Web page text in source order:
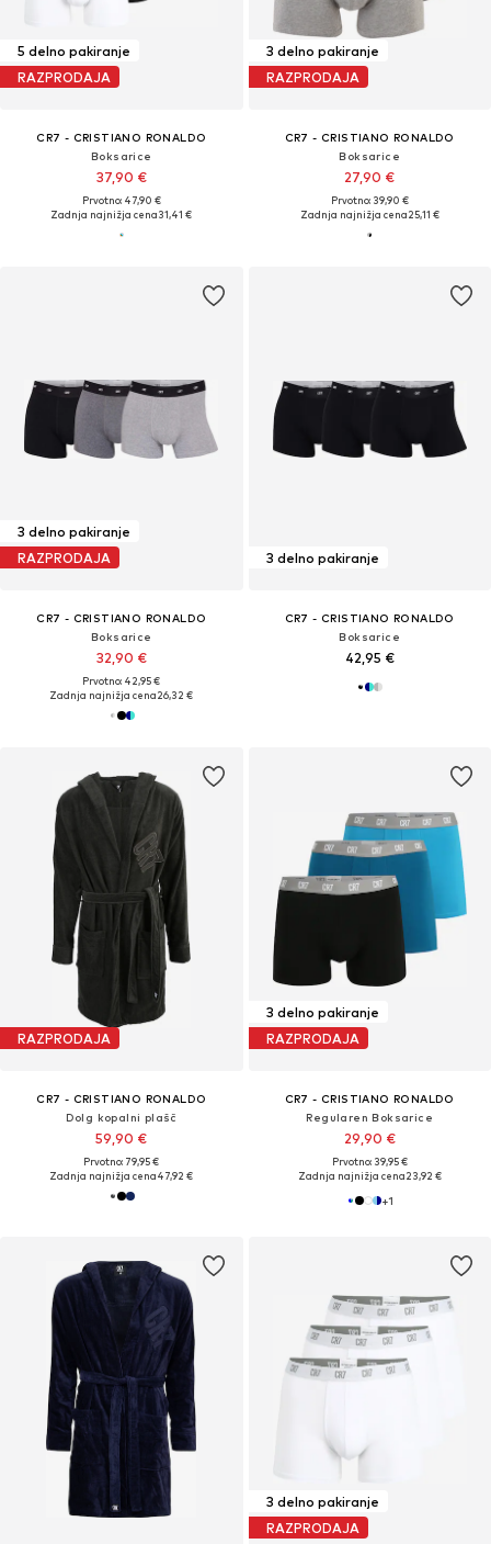
5 delno pakiranje
RAZPRODAJA
CR7 - CRISTIANO RONALDO
Boksarice
37,90 €
Prvotno: 47,90 €
Zadnja najnižja cena31,41 €
3 delno pakiranje
RAZPRODAJA
CR7 - CRISTIANO RONALDO
Boksarice
27,90 €
Prvotno: 39,90 €
Zadnja najnižja cena25,11 €
3 delno pakiranje
RAZPRODAJA
CR7 - CRISTIANO RONALDO
Boksarice
32,90 €
Prvotno: 42,95 €
Zadnja najnižja cena26,32 €
3 delno pakiranje
CR7 - CRISTIANO RONALDO
Boksarice
42,95 €
RAZPRODAJA
CR7 - CRISTIANO RONALDO
Dolg kopalni plašč
59,90 €
Prvotno: 79,95 €
Zadnja najnižja cena47,92 €
3 delno pakiranje
RAZPRODAJA
CR7 - CRISTIANO RONALDO
Regularen Boksarice
29,90 €
Prvotno: 39,95 €
Zadnja najnižja cena23,92 €
+1
3 delno pakiranje
RAZPRODAJA